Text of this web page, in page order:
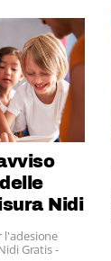
Nidi
l'adesione
Gratis -